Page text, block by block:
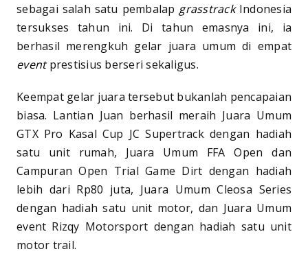
sebagai salah satu pembalapgrasstrackIndonesia
tersukses tahun ini. Di tahun emasnya ini, ia
berhasil merengkuh gelar juara umum di empat
eventprestisius berseri sekaligus.
Keempat gelar juara tersebut bukanlah pencapaian
biasa. Lantian Juan berhasil meraih Juara Umum
GTX Pro Kasal Cup JC Supertrack dengan hadiah
satu unit rumah, Juara Umum FFA Open dan
Campuran Open Trial Game Dirt dengan hadiah
lebih dari Rp80 juta, Juara Umum Cleosa Series
dengan hadiah satu unit motor, dan Juara Umum
event Rizqy Motorsport dengan hadiah satu unit
motor trail.